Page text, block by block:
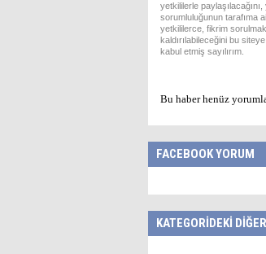
yetkililerle
sorumluluğunun tarafıma
yetkililerce, fikrim
kaldırılabileceğini bu
kabul etmiş sayılırım.
Bu haber henüz
FACEBOOK YORUM
KATEGORİDEKİ